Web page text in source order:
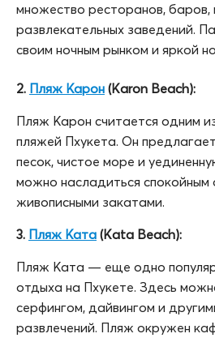
множество ресторанов, баров,
развлекательных заведений.
своим ночным рынком и яркой
2. Пляж Карон (Karon Beach):
Пляж Карон считается одним
пляжей Пхукета. Он
песок, чистое море и
можно насладиться спокойным
живописными закатами.
3. Пляж Ката (Kata Beach):
Пляж Ката — еще одно
отдыха на Пхукете. Здесь
серфингом, дайвингом и
развлечений. Пляж окружен